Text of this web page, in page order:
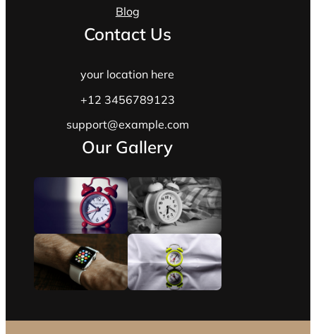
Blog
Contact Us
your location here
+12 3456789123
support@example.com
Our Gallery